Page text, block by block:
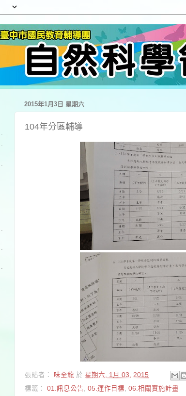
2015年1月3日 星期六
104年分區輔導
張貼者： 味全龍 於 星期六, 1月 03, 2015
標籤： 01.訊息公告 05.運作目標 06.相關實施計畫